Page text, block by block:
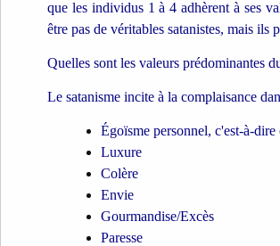
que les individus 1 à 4 adhèrent à ses
être pas de véritables satanistes, mais ils
Quelles sont les valeurs prédominantes
Le satanisme incite à la complaisance
Égoïsme personnel, c'est-à-
Luxure
Colère
Envie
Gourmandise/Excès
Paresse